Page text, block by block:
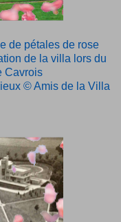
de pétales de rose
de la villa lors du
Cavrois
© Amis de la Villa